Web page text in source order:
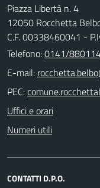
Piazza Libertà n. 4
12050 Rocchetta
C.F. 00338460041 -
Telefono:0141/
E-mail:
PEC:
Uffici e orari
Numeri utili
CONTATTI D.P.O.